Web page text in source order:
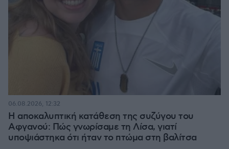
Η αποκαλυπτική κατάθεση της συζύγου του
Αφγανού: Πώς γνωρίσαμε τη Λίσα, γιατί
υποψιάστηκα ότι ήταν το πτώμα στη βαλίτσα
06.08.2026, 12:32